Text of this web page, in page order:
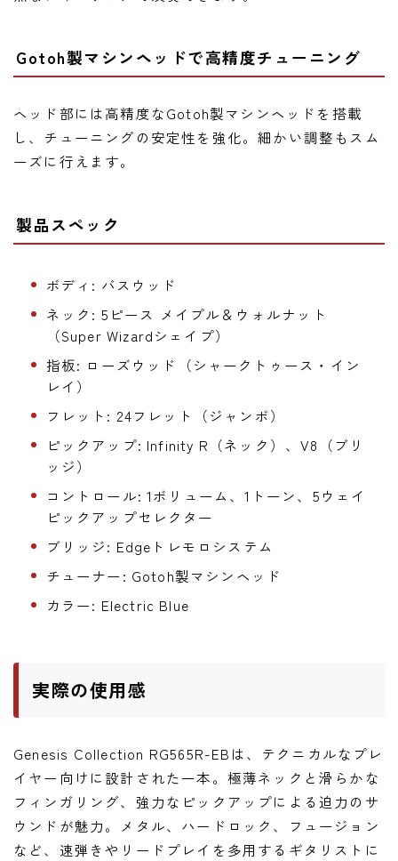
Gotoh製マシンヘッドで高精度チューニング
ヘッド部には高精度なGotoh製マシンヘッドを搭載
し、チューニングの安定性を強化。細かい調整もスム
ーズに行えます。
製品スペック
ボディ: バスウッド
ネック: 5ピース メイプル＆ウォルナット
（Super Wizardシェイプ）
指板: ローズウッド（シャークトゥース・イン
レイ）
フレット: 24フレット（ジャンボ）
ピックアップ: Infinity R（ネック）、V8（ブリ
ッジ）
コントロール: 1ボリューム、1トーン、5ウェイ
ピックアップセレクター
ブリッジ: Edgeトレモロシステム
チューナー: Gotoh製マシンヘッド
カラー: Electric Blue
実際の使用感
Genesis Collection RG565R-EBは、テクニカルなプレ
イヤー向けに設計された一本。極薄ネックと滑らかな
フィンガリング、強力なピックアップによる迫力のサ
ウンドが魅力。メタル、ハードロック、フュージョン
など、速弾きやリードプレイを多用するギタリストに